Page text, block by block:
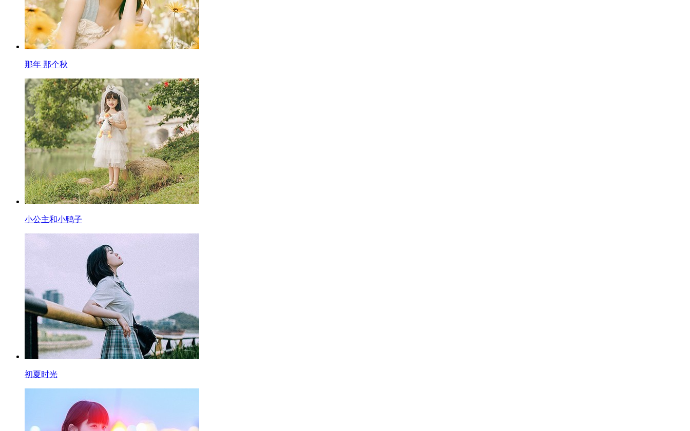
那年 那个秋
小公主和小鸭子
初夏时光